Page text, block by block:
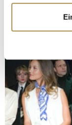
erfassen,
bestimmten
Erfahren Sie
verarbeitet
Abschnitt